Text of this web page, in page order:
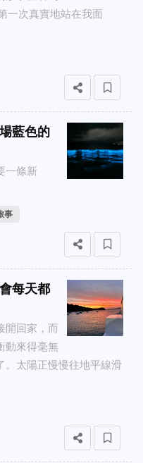
一次真實地站在我面
藍色的
一條新
事
每天都
開回家，而
動來得毫無
。太陽正慢慢往地平線滑